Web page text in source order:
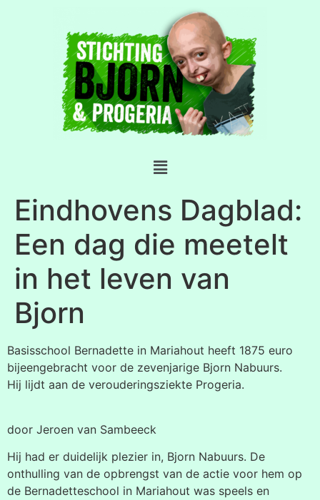
Eindhovens Dagblad:
Een dag die meetelt
in het leven van
Bjorn
Basisschool Bernadette in Mariahout heeft 1875 euro
bijeengebracht voor de zevenjarige Bjorn Nabuurs.
Hij lijdt aan de verouderingsziekte Progeria.
door Jeroen van Sambeeck
Hij had er duidelijk plezier in, Bjorn Nabuurs. De
onthulling van de opbrengst van de actie voor hem op
de Bernadetteschool in Mariahout was speels en